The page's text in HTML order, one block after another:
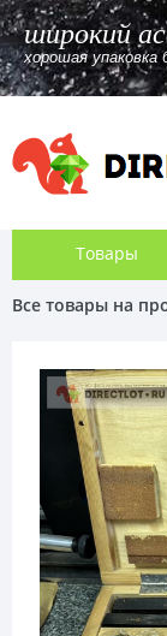
быстрая отправка
Товары
Все товары на